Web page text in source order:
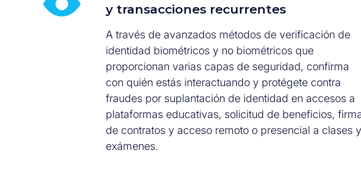
y transacciones recurrentes
A través de avanzados métodos de verificación de
identidad biométricos y no biométricos que
proporcionan varias capas de seguridad, confirma
con quién estás interactuando y protégete contra
fraudes por suplantación de identidad en accesos a
plataformas educativas, solicitud de beneficios,
de contratos y acceso remoto o presencial a clases y
exámenes.